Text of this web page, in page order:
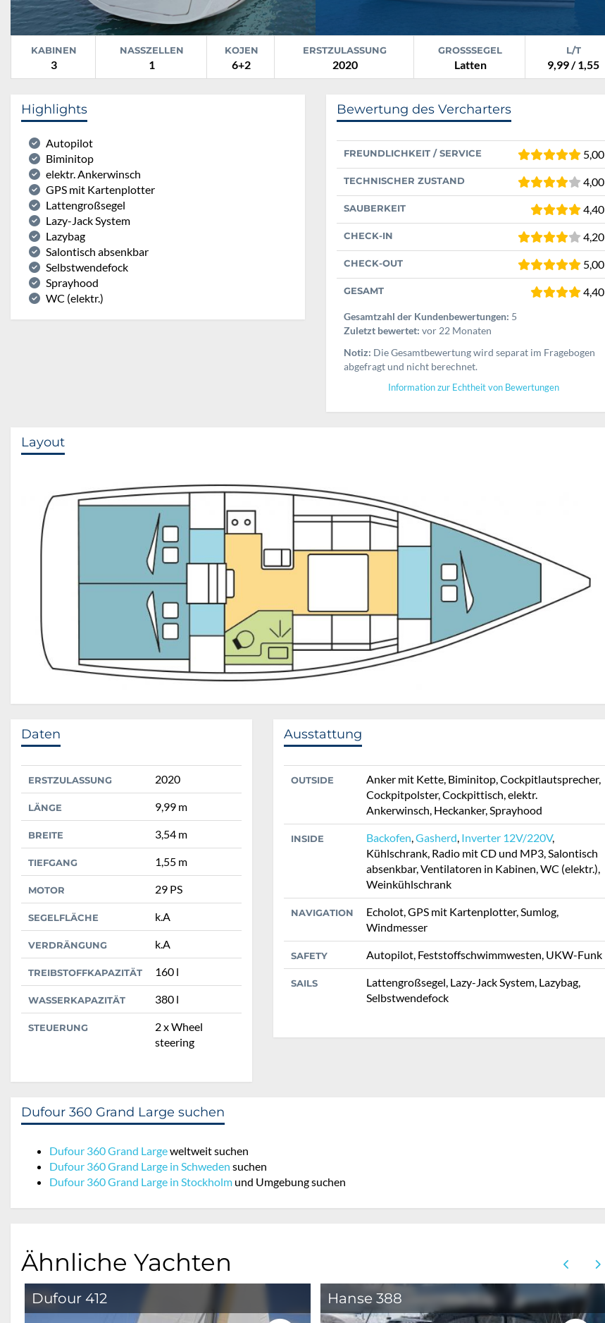
KABINEN
3
NASSZELLEN
1
KOJEN
6+2
ERSTZULASSUNG
2020
GROSSSEGEL
Latten
L/T
9,99 / 1,55
Highlights
Autopilot
Biminitop
elektr. Ankerwinsch
GPS mit Kartenplotter
Lattengroßsegel
Lazy-Jack System
Lazybag
Salontisch absenkbar
Selbstwendefock
Sprayhood
WC (elektr.)
Bewertung des Vercharters
FREUNDLICHKEIT / SERVICE 5,00
TECHNISCHER ZUSTAND 4,00
SAUBERKEIT 4,40
CHECK-IN 4,20
CHECK-OUT 5,00
GESAMT 4,40
Gesamtzahl der Kundenbewertungen: 5
Zuletzt bewertet: vor 22 Monaten
Notiz: Die Gesamtbewertung wird separat im Fragebogen
abgefragt und nicht berechnet.
Information zur Echtheit von Bewertungen
Layout
Daten
ERSTZULASSUNG 2020
LÄNGE 9,99 m
BREITE 3,54 m
TIEFGANG 1,55 m
MOTOR 29 PS
SEGELFLÄCHE k.A
VERDRÄNGUNG k.A
TREIBSTOFFKAPAZITÄT 160 l
WASSERKAPAZITÄT 380 l
STEUERUNG
2 x Wheel
steering
Ausstattung
OUTSIDE
Anker mit Kette, Biminitop, Cockpitlautsprecher,
Cockpitpolster, Cockpittisch, elektr.
Ankerwinsch, Heckanker, Sprayhood
INSIDE Backofen,Gasherd, Inverter 12V/220V,
Kühlschrank, Radio mit CD und MP3, Salontisch
absenkbar, Ventilatoren in Kabinen, WC (elektr.),
Weinkühlschrank
NAVIGATION
Echolot, GPS mit Kartenplotter, Sumlog,
Windmesser
SAFETY Autopilot, Feststoffschwimmwesten, UKW-Funk
SAILS
Lattengroßsegel, Lazy-Jack System, Lazybag,
Selbstwendefock
Dufour 360 Grand Large suchen
Dufour 360 Grand Largeweltweit suchen
Dufour 360 Grand Large in Schweden suchen
Dufour 360 Grand Large in Stockholm und Umgebung suchen
Ähnliche Yachten
Dufour 412 Hanse 388